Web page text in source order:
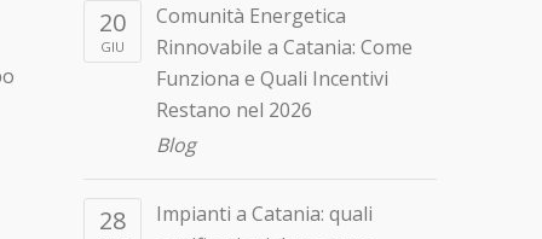
20
GIU
Comunità Energetica
Rinnovabile a Catania: Come
Funziona e Quali Incentivi
Restano nel 2026
Blog
28
Impianti a Catania: quali